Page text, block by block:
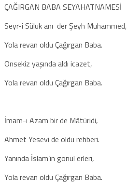
ÇAĞIRGAN BABA SEYAHATNAMESİ
Seyr-i Süluk anı der Şeyh Muhammed,
Yola revan oldu Çağırgan Baba.
Onsekiz yaşında aldı icazet,
Yola revan oldu Çağırgan Baba.
İmam-ı Azam bir de Mâtüridi,
Ahmet Yesevi de oldu rehberi.
Yanında İslam’ın gönül erleri,
Yola revan oldu Çağırgan Baba.